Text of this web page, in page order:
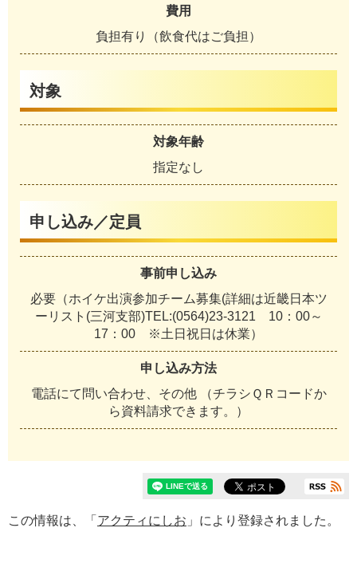
費用
負担有り（飲食代はご負担）
対象
対象年齢
指定なし
申し込み／定員
事前申し込み
必要（ホイケ出演参加チーム募集(詳細は近畿日本ツ
ーリスト(三河支部)TEL:(0564)23-3121 10：00～
17：00 ※土日祝日は休業）
申し込み方法
電話にて問い合わせ、その他 （チラシＱＲコードか
ら資料請求できます。）
この情報は、「 アクティにしお 」により登録されました。